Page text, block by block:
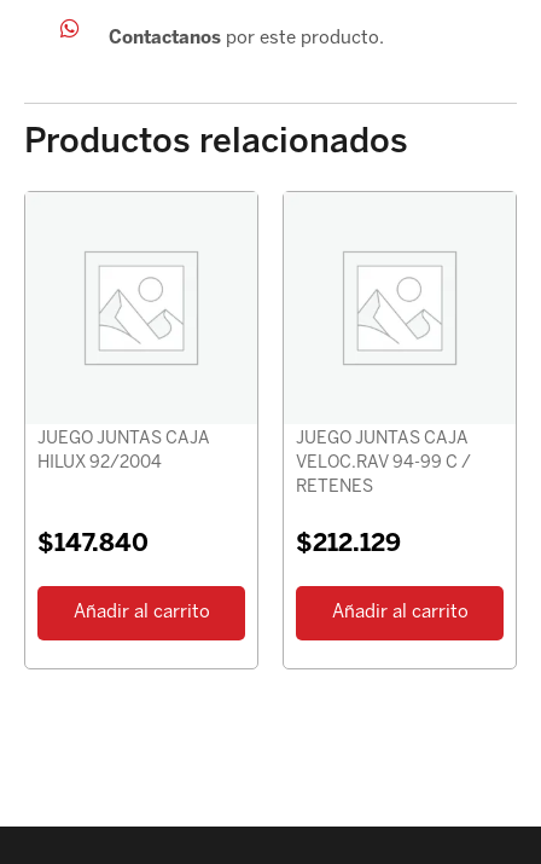
Contactanospor este producto.
Productos relacionados
JUEGO JUNTAS CAJA
HILUX 92/2004
$147.840
Añadir al carrito
JUEGO JUNTAS CAJA
VELOC.RAV 94-99 C /
RETENES
$212.129
Añadir al carrito